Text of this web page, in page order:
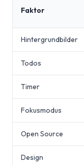
Faktor
Hintergrundbilder
Todos
Timer
Fokusmodus
Open Source
Design